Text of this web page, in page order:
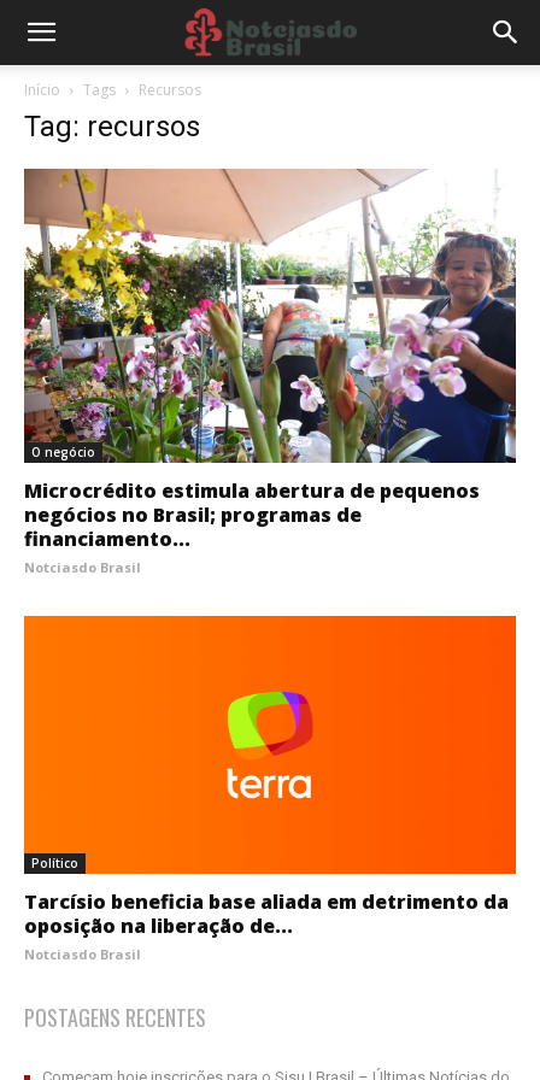
Início Tags Recursos
Tag: recursos
O negócio
Microcrédito estimula abertura de pequenos
negócios no Brasil; programas de
financiamento...
Notciasdo Brasil
Político
Tarcísio beneficia base aliada em detrimento da
oposição na liberação de...
Notciasdo Brasil
POSTAGENS RECENTES